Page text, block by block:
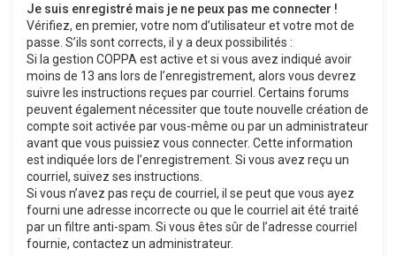
Je suis enregistré mais je ne peux pas me connecter !
Vérifiez, en premier, votre nom d’utilisateur et votre mot de
passe. S’ils sont corrects, il y a deux possibilités :
Si la gestion COPPA est active et si vous avez indiqué avoir
moins de 13 ans lors de l’enregistrement, alors vous devrez
suivre les instructions reçues par courriel. Certains forums
peuvent également nécessiter que toute nouvelle création de
compte soit activée par vous-même ou par un administrateur
avant que vous puissiez vous connecter. Cette information
est indiquée lors de l’enregistrement. Si vous avez reçu un
courriel, suivez ses instructions.
Si vous n’avez pas reçu de courriel, il se peut que vous ayez
fourni une adresse incorrecte ou que le courriel ait été traité
par un filtre anti-spam. Si vous êtes sûr de l’adresse courriel
fournie, contactez un administrateur.